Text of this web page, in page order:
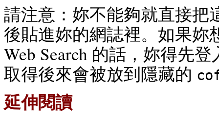
請注意：妳不能夠就直接把
後貼進妳的網誌裡。如果妳
Web Search 的話，妳得先
取得後來會被放到隱藏的
延伸閱讀